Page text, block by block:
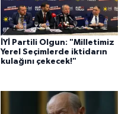
İYİ Partili Olgun: "Milletimiz
Yerel Seçimlerde iktidarın
kulağını çekecek!"